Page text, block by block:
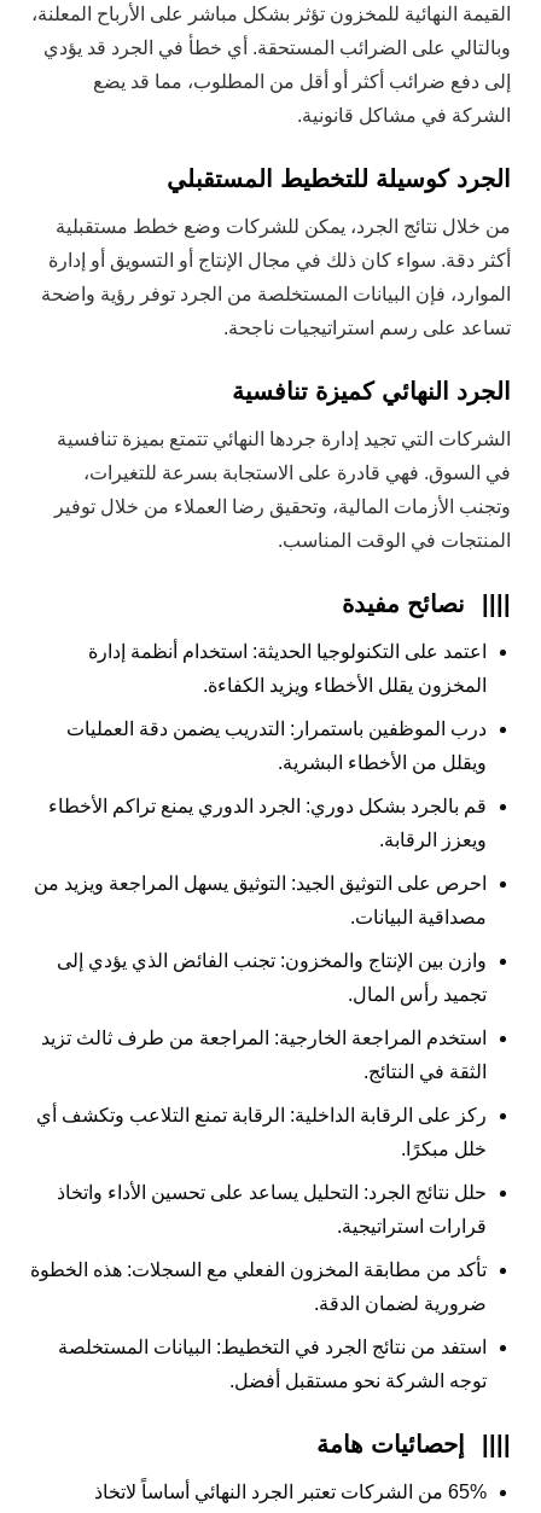
القيمة النهائية للمخزون تؤثر بشكل مباشر على الأرباح المعلنة،
وبالتالي على الضرائب المستحقة. أي خطأ في الجرد قد يؤدي
إلى دفع ضرائب أكثر أو أقل من المطلوب، مما قد يضع
الشركة في مشاكل قانونية.
الجرد كوسيلة للتخطيط المستقبلي
من خلال نتائج الجرد، يمكن للشركات وضع خطط مستقبلية
أكثر دقة. سواء كان ذلك في مجال الإنتاج أو التسويق أو إدارة
الموارد، فإن البيانات المستخلصة من الجرد توفر رؤية واضحة
تساعد على رسم استراتيجيات ناجحة.
الجرد النهائي كميزة تنافسية
الشركات التي تجيد إدارة جردها النهائي تتمتع بميزة تنافسية
في السوق. فهي قادرة على الاستجابة بسرعة للتغيرات،
وتجنب الأزمات المالية، وتحقيق رضا العملاء من خلال توفير
المنتجات في الوقت المناسب.
نصائح مفيدة
اعتمد على التكنولوجيا الحديثة: استخدام أنظمة إدارة
المخزون يقلل الأخطاء ويزيد الكفاءة.
درب الموظفين باستمرار: التدريب يضمن دقة العمليات
ويقلل من الأخطاء البشرية.
قم بالجرد بشكل دوري: الجرد الدوري يمنع تراكم الأخطاء
ويعزز الرقابة.
احرص على التوثيق الجيد: التوثيق يسهل المراجعة ويزيد من
مصداقية البيانات.
وازن بين الإنتاج والمخزون: تجنب الفائض الذي يؤدي إلى
تجميد رأس المال.
استخدم المراجعة الخارجية: المراجعة من طرف ثالث تزيد
الثقة في النتائج.
ركز على الرقابة الداخلية: الرقابة تمنع التلاعب وتكشف أي
خلل مبكرًا.
حلل نتائج الجرد: التحليل يساعد على تحسين الأداء واتخاذ
قرارات استراتيجية.
تأكد من مطابقة المخزون الفعلي مع السجلات: هذه الخطوة
ضرورية لضمان الدقة.
استفد من نتائج الجرد في التخطيط: البيانات المستخلصة
توجه الشركة نحو مستقبل أفضل.
إحصائيات هامة
65% من الشركات تعتبر الجرد النهائي أساساً لاتخاذ